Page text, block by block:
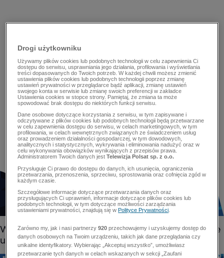
Drogi użytkowniku
Używamy plików cookies lub podobnych technologii w celu zapewnienia Ci
dostępu do serwisu, usprawniania jego działania, profilowania i wyświetlania
treści dopasowanych do Twoich potrzeb. W każdej chwili możesz zmienić
ustawienia plików cookies lub podobnych technologii poprzez zmianę
ustawień prywatności w przeglądarce bądź aplikacji, zmianę ustawień
swojego konta w serwisie lub zmianę swoich preferencji w zakładce
Ustawienia cookies w stopce strony. Pamiętaj, że zmiana ta może
spowodować brak dostępu do niektórych funkcji serwisu.
Dane osobowe dotyczące korzystania z serwisu, w tym zapisywane i
odczytywane z plików cookies lub podobnych technologii będą przetwarzane
w celu zapewnienia dostępu do serwisu, w celach marketingowych, w tym
profilowania, w celach wewnętrznych związanych ze świadczeniem usług
oraz prowadzeniem działalności gospodarczej, w tym dowodowych,
analitycznych i statystycznych, wykrywania i eliminowania nadużyć oraz w
celu wykonywania obowiązków wynikających z przepisów prawa.
Administratorem Twoich danych jestTelewizja Polsat sp. z o.o.
Przysługuje Ci prawo do dostępu do danych, ich usunięcia, ograniczenia
przetwarzania, przenoszenia, sprzeciwu, sprostowania oraz cofnięcia zgód w
każdym czasie.
Szczegółowe informacje dotyczące przetwarzania danych oraz
przysługujących Ci uprawnień, informacje dotyczące plików cookies lub
podobnych technologii, w tym dotyczące możliwości zarządzania
ustawieniami prywatności, znajdują się wPolityce Prywatności
Zarówno my, jak i nasi partnerzy920 przechowujemy i uzyskujemy dostęp do
danych osobowych na Twoim urządzeniu, takich jak dane przeglądania czy
unikalne identyfikatory. Wybierając „Akceptuj wszystko”, umożliwiasz
przetwarzanie tych danych w celach wskazanych w sekcji „Zaufani